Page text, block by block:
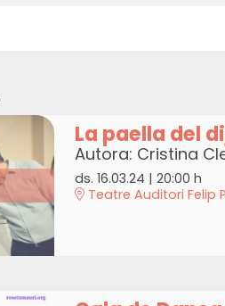
La paella del
Autora: Cristina
ds. 16.03.24 | 20:00 h
Teatre Auditori Felip